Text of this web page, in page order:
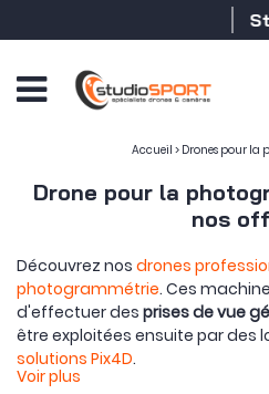
Accueil > Drones pour
Drone pour la
nos
Découvrez nos drones
photogrammétrie. Ces
d'effectuer des prises de vue
être exploitées ensuite par des
solutions Pix4D.
Certains de nos drones
Voir plus